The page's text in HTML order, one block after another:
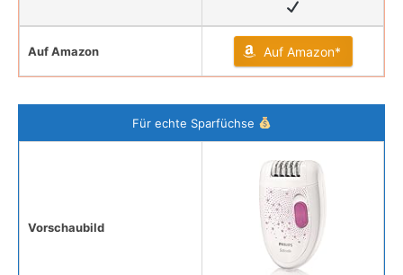
Auf Amazon Auf Amazon*
Für echte Sparfüchse
Vorschaubild